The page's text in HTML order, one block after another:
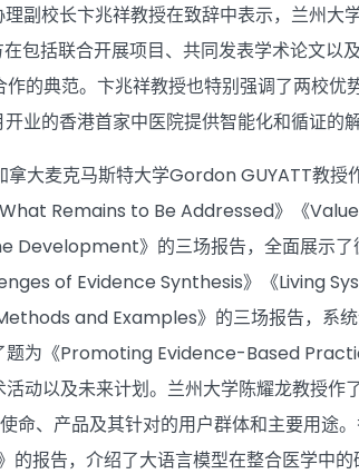
副校长卞兆祥教授在致辞中表示，兰州大
包括联合开展项目、共同发表学术论文
的典范。卞兆祥教授也特别强调了两校
业的香港首家中医院提供智能化和循证的解
拿大麦克马斯特大学Gordon GUYATT
Remains to Be Addressed》《
Development》的三场报告，全面展示
of Evidence Synthesis》《Living
and Examples》的三场报告，系
题为《Promoting Evidence-Based
动以及未来计划。兰州大学陈耀龙教授
命、产品及其针对的用户群体和主要用
报告，介绍了大语言模型在整合医学中